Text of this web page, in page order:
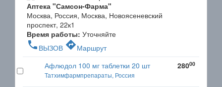
Аптека "Самсон-Фарма"
Москва, Россия, Москва, Новоясеневский
проспект, 22к1
Время работы: Уточняйте
phone ВЫЗОВ directionsМаршрут
Афлюдол 100 мг таблетки 20 шт
Татхимфармпрепараты, Россия
28000